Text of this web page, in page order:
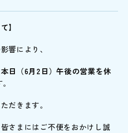
】
響により、
日（6月2日）午後の営業を休
だきます。
さまにはご不便をおかけし誠